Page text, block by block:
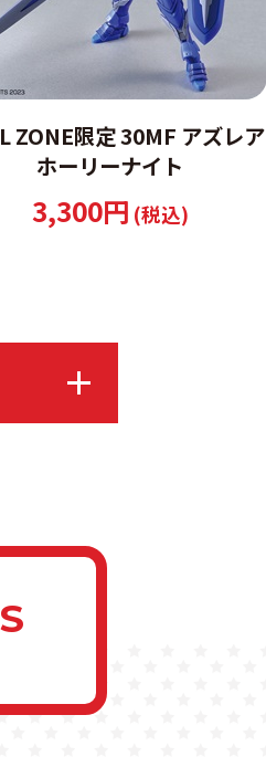
ZONE限定 30MF アズレア
ホーリーナイト
3,300円 (税込)